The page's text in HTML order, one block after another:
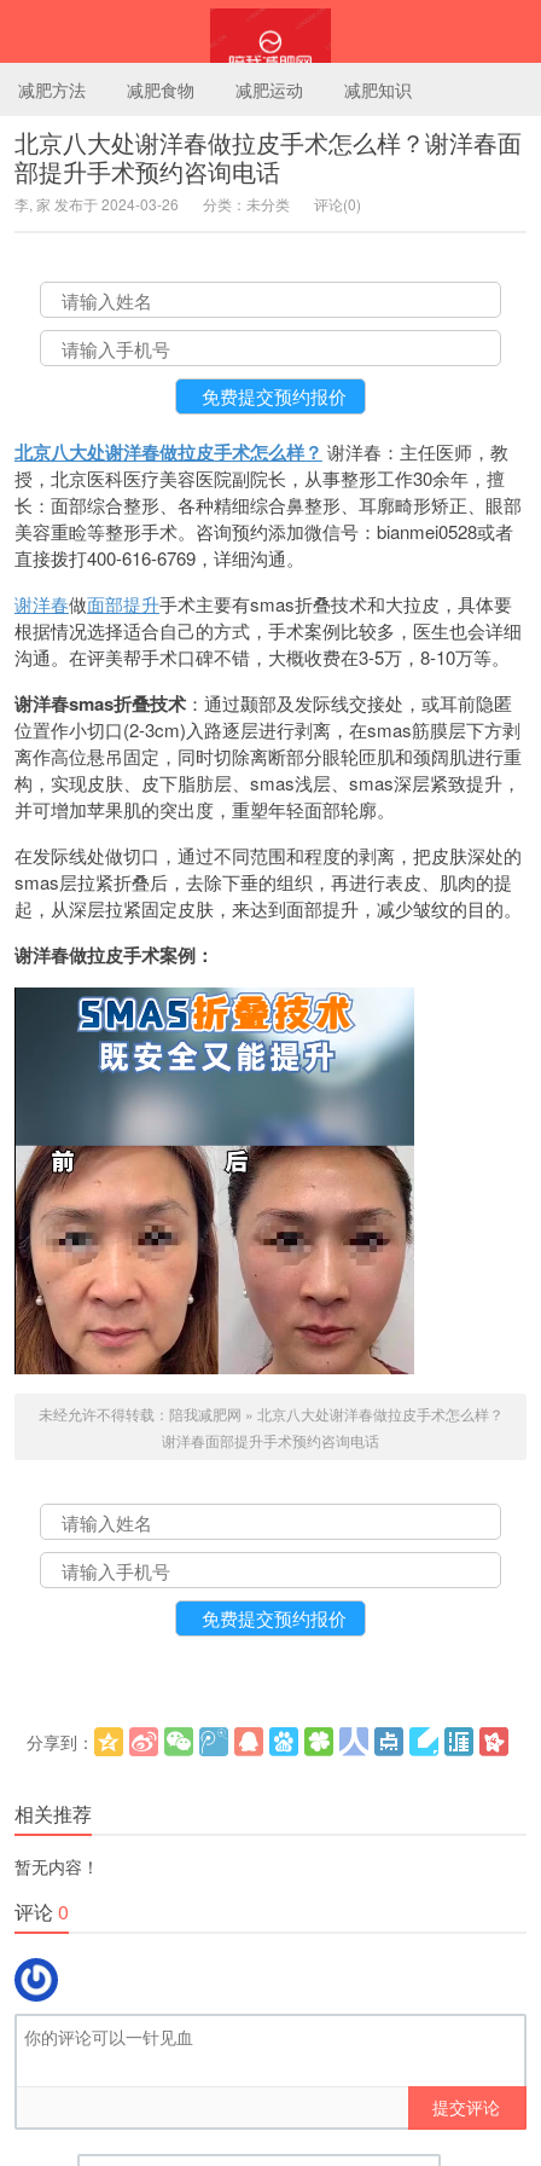
陪我减肥网
减肥方法 减肥食物 减肥运动 减肥知识
北京八大处谢洋春做拉皮手术怎么样？谢洋春面
部提升手术预约咨询电话
李, 家 发布于 2024-03-26 分类：未分类 评论(0)
北京八大处谢洋春做拉皮手术怎么样？ 谢洋春：主任医师，教
授，北京医科医疗美容医院副院长，从事整形工作30余年，擅
长：面部综合整形、各种精细综合鼻整形、耳廓畸形矫正、眼部
美容重睑等整形手术。咨询预约添加微信号：bianmei0528或者
直接拨打400-616-6769，详细沟通。
谢洋春做面部提升手术主要有smas折叠技术和大拉皮，具体要
根据情况选择适合自己的方式，手术案例比较多，医生也会详细
沟通。在评美帮手术口碑不错，大概收费在3-5万，8-10万等。
谢洋春smas折叠技术 ：通过颞部及发际线交接处，或耳前隐匿
位置作小切口(2-3cm)入路逐层进行剥离，在smas筋膜层下方剥
离作高位悬吊固定，同时切除离断部分眼轮匝肌和颈阔肌进行重
构，实现皮肤、皮下脂肪层、smas浅层、smas深层紧致提升，
并可增加苹果肌的突出度，重塑年轻面部轮廓。
在发际线处做切口，通过不同范围和程度的剥离，把皮肤深处的
smas层拉紧折叠后，去除下垂的组织，再进行表皮、肌肉的提
起，从深层拉紧固定皮肤，来达到面部提升，减少皱纹的目的。
谢洋春做拉皮手术案例：
未经允许不得转载： 陪我减肥网 » 北京八大处谢洋春做拉皮手术怎么样？
谢洋春面部提升手术预约咨询电话
分享到：
相关推荐
暂无内容！
评论0
提交评论